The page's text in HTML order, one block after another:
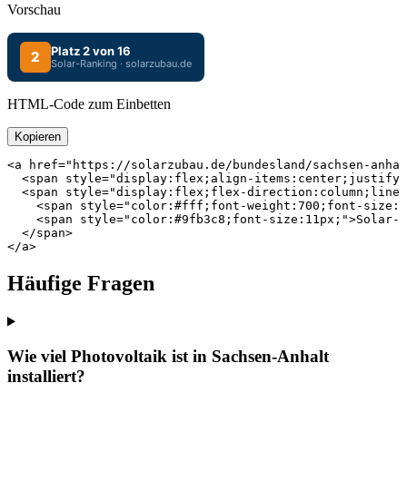
Vorschau
2 Platz 2 von 16
Solar-Ranking · solarzubau.de
HTML-Code zum Einbetten
Kopieren
<a href="https://solarzubau.de/bundesland/sachsen-
<span style="display:flex;align-
<span style="display:flex;flex-
<span style="color:#fff;font-weight:700;font-
<span style="color:#9fb3c8;font-
  </span>
</a>
Häufige Fragen
Wie viel Photovoltaik ist in Sachsen-Anhalt
installiert?